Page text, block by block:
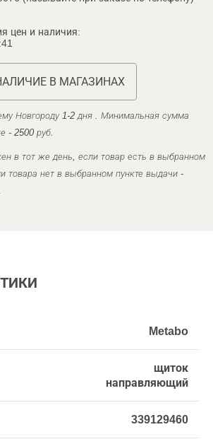
цен и наличия:
В МАГАЗИНАХ
Новгороду 1-2 дня . Минимальная сумма
- 2500 руб.
в тот же день, если товар есть в выбранном
товара нет в выбранном пункте выдачи -
Metabo
щиток
направляющий
339129460